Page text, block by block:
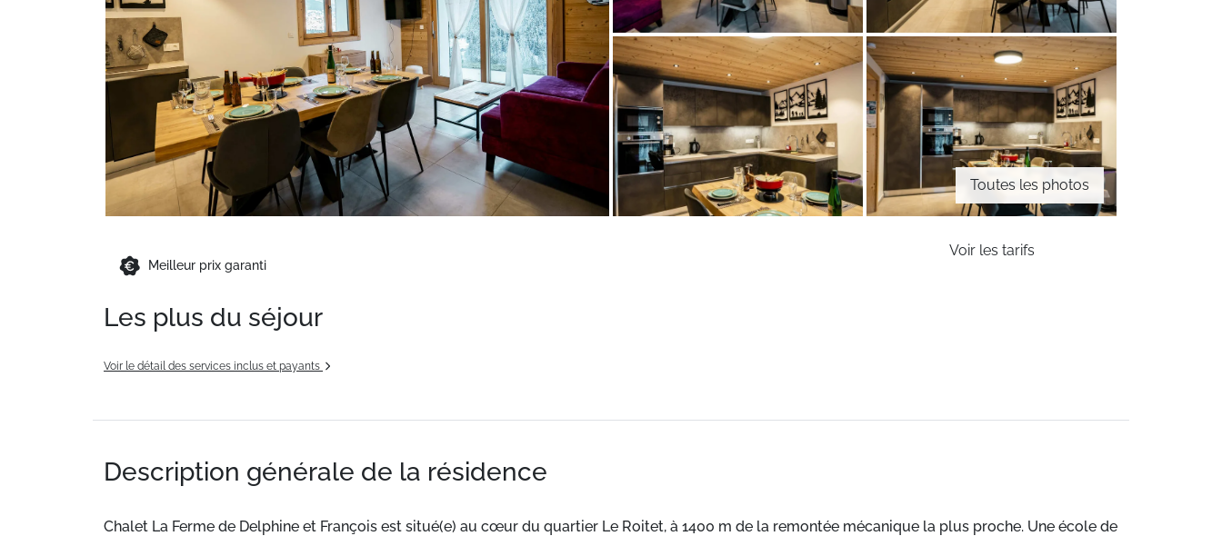
Toutes les photos
Meilleur prix garanti
Voir les tarifs
Les plus du séjour
Voir le détail des services inclus et payants
Description générale de la résidence
Chalet La Ferme de Delphine et François est situé(e) au cœur du quartier Le Roitet, à 1400 m de la remontée mécanique la plus proche. Une école de